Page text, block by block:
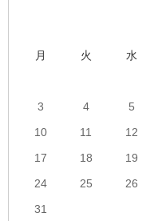
月 火 水
3
4 5
10
11 12
17
18 19
24
25 26
31